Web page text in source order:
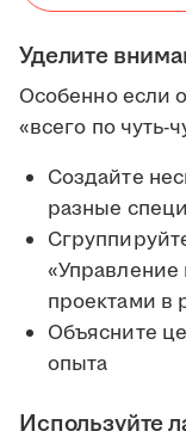
Уделите
Особенно если
«всего по чуть-
Создайте
разные
«Управление
проектами в
Объясните
опыта
Используйте